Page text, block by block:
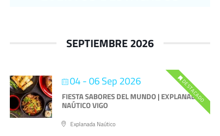
SEPTIEMBRE 2026
04 - 06 Sep 2026 DESTACADO
FIESTA SABORES DEL MUNDO | EXPLANADA
NAÚTICO VIGO
Explanada Naútico